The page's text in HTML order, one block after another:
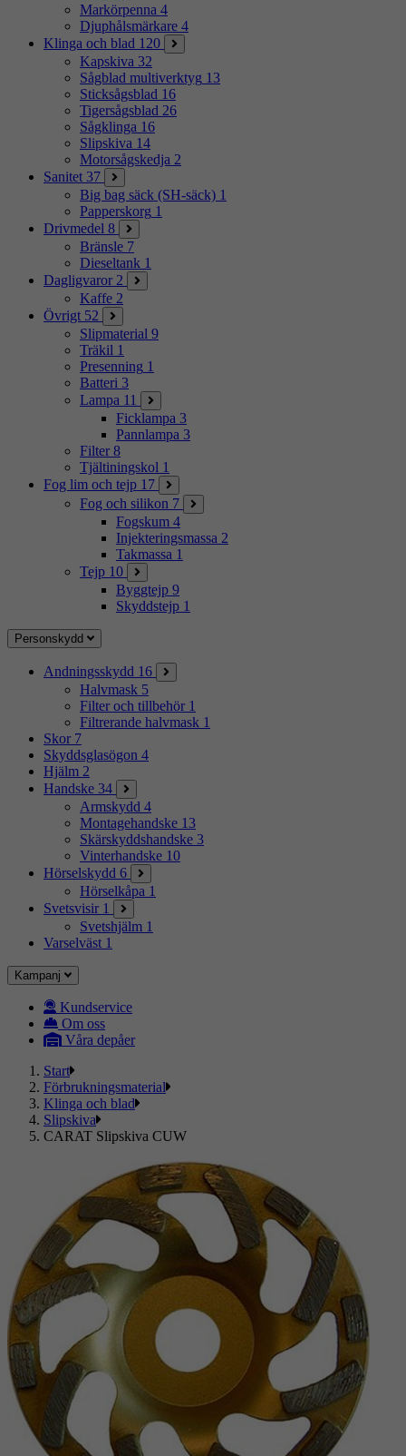
Markörpenna 4
Djuphålsmärkare 4
Klinga och blad 120
Kapskiva 32
Sågblad multiverktyg 13
Sticksågsblad 16
Tigersågsblad 26
Sågklinga 16
Slipskiva 14
Motorsågskedja 2
Sanitet 37
Big bag säck (SH-säck) 1
Papperskorg 1
Drivmedel 8
Bränsle 7
Dieseltank 1
Dagligvaror 2
Kaffe 2
Övrigt 52
Slipmaterial 9
Träkil 1
Presenning 1
Batteri 3
Lampa 11
Ficklampa 3
Pannlampa 3
Filter 8
Tjältiningskol 1
Fog lim och tejp 17
Fog och silikon 7
Fogskum 4
Injekteringsmassa 2
Takmassa 1
Tejp 10
Byggtejp 9
Skyddstejp 1
Personskydd
Andningsskydd 16
Halvmask 5
Filter och tillbehör 1
Filtrerande halvmask 1
Skor 7
Skyddsglasögon 4
Hjälm 2
Handske 34
Armskydd 4
Montagehandske 13
Skärskyddshandske 3
Vinterhandske 10
Hörselskydd 6
Hörselkåpa 1
Svetsvisir 1
Svetshjälm 1
Varselväst 1
Kampanj
Kundservice
Om oss
Våra depåer
Start
Förbrukningsmaterial
Klinga och blad
Slipskiva
CARAT Slipskiva CUW